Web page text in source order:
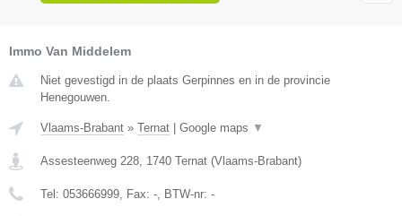
Immo Van Middelem
Niet gevestigd in de plaats Gerpinnes en in de provincie
Henegouwen.
Vlaams-Brabant » Ternat Google maps ▼
Assesteenweg 228 1740 Ternat (Vlaams-Brabant)
Tel: 053666999 , Fax: - , BTW-nr: -